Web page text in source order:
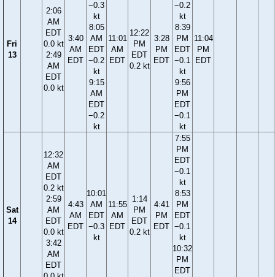
Fri
13
2:06
AM
EDT
0.0 kt
2:49
AM
EDT
0.0 kt
3:40
AM
EDT
−0.3
kt
8:05
AM
EDT
−0.2
kt
9:15
AM
EDT
−0.2
kt
11:01
AM
EDT
12:22
PM
EDT
0.2 kt
3:28
PM
EDT
−0.2
kt
8:39
PM
EDT
−0.1
kt
9:56
PM
EDT
−0.1
kt
11:04
PM
EDT
Sat
14
12:32
AM
EDT
0.2 kt
2:59
AM
EDT
0.0 kt
3:42
AM
EDT
4:43
AM
EDT
10:01
AM
EDT
−0.3
kt
11:55
AM
EDT
1:14
PM
EDT
0.2 kt
4:41
PM
EDT
7:55
PM
EDT
−0.1
kt
8:53
PM
EDT
−0.1
kt
10:32
PM
EDT